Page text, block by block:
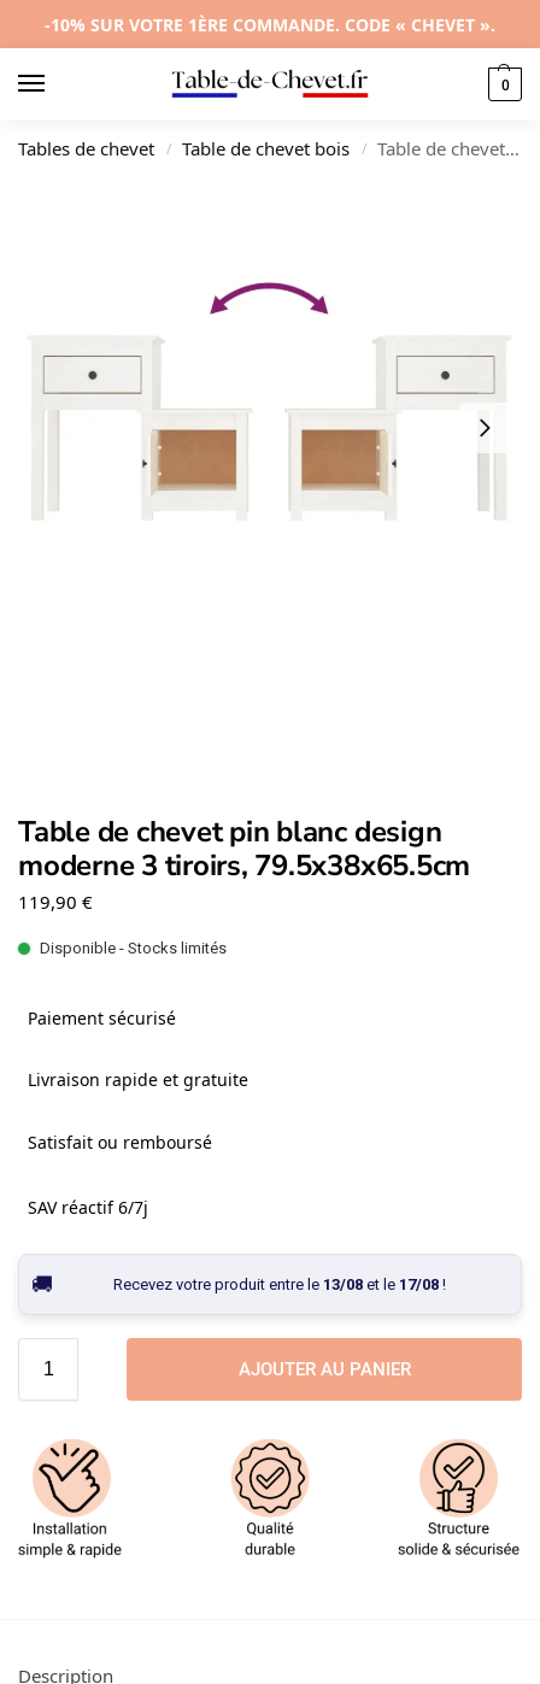
-10% SUR VOTRE 1ÈRE COMMANDE. CODE « CHEVET ».
0
Tables de chevet / Table de chevet bois / Table de chevet pin blanc design moderne 3 tiroirs, 79.5x38x65.5cm
Table de chevet pin blanc design
moderne 3 tiroirs, 79.5x38x65.5cm
119,90 €
Disponible - Stocks limités
Paiement sécurisé
Livraison rapide et gratuite
Satisfait ou remboursé
SAV réactif 6/7j
Recevez votre produit entre le 13/08et le 17/08!
AJOUTER AU PANIER
Description